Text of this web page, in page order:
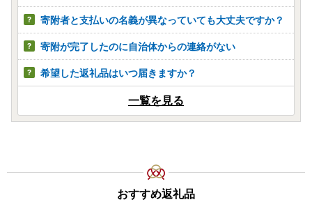
寄附者と支払いの名義が異なっていても大丈夫ですか？
寄附が完了したのに自治体からの連絡がない
希望した返礼品はいつ届きますか？
一覧を見る
おすすめ返礼品